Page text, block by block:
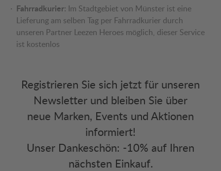
Fahrradkurier: Im Stadtgebiet von Münster ist eine
Lieferung am selben Tag per Fahrradkurier durch
unseren Partner Leezen Heroes möglich, dieser Service
ist kostenlos
Registrieren Sie sich jetzt für unseren
Newsletter und bleiben Sie über
neue Marken, Events und Aktionen
informiert!
Unser Dankeschön: -10% auf Ihren
nächsten Einkauf.